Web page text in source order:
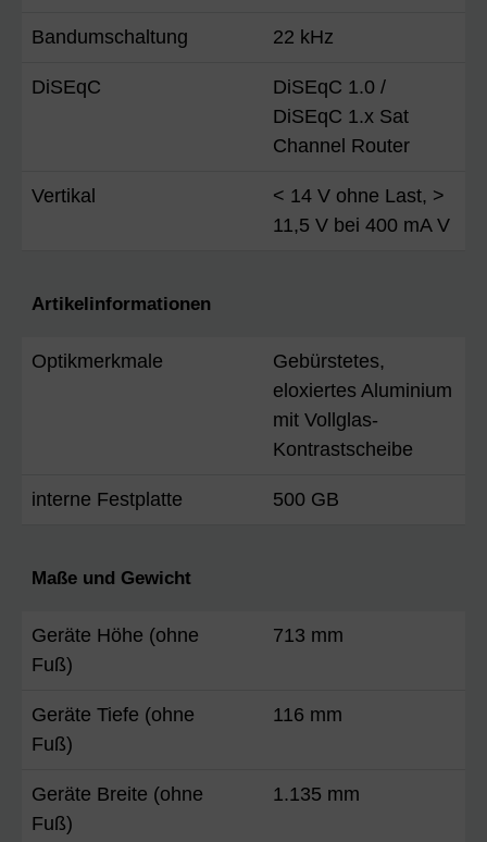
Bandumschaltung 22 kHz
DiSEqC
DiSEqC 1.0 /
DiSEqC 1.x Sat
Channel Router
Vertikal
< 14 V ohne Last, >
11,5 V bei 400 mA V
Artikelinformationen
Optikmerkmale
Gebürstetes,
eloxiertes Aluminium
mit Vollglas-
Kontrastscheibe
interne Festplatte 500 GB
Maße und Gewicht
Geräte Höhe (ohne
Fuß)
713 mm
Geräte Tiefe (ohne
Fuß)
116 mm
Geräte Breite (ohne
Fuß)
1.135 mm